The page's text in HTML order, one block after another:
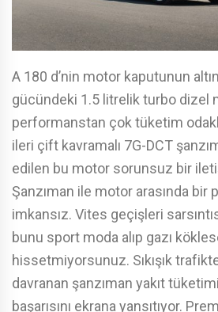
A 180 d’nin motor kaputunun
gücündeki 1.5 litrelik turbo dizel
performanstan çok tüketim
ileri çift kavramalı 7G-DCT
edilen bu motor sorunsuz bir
Şanzıman ile motor arasında bir
imkansız. Vites geçişleri
bunu sport moda alıp gazı
hissetmiyorsunuz. Sıkışık
davranan şanzıman yakıt
başarısını ekrana yansıtıyor.